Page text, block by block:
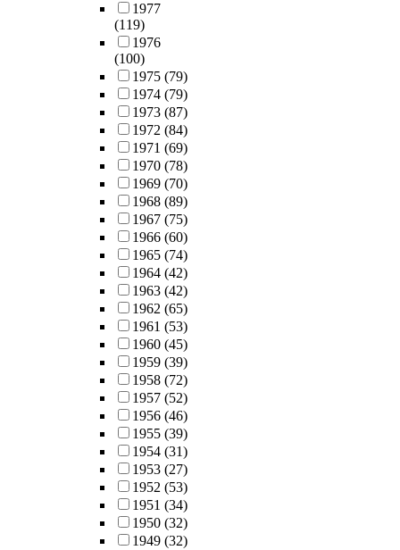
1977
(119)
1976
(100)
1975 (79)
1974 (79)
1973 (87)
1972 (84)
1971 (69)
1970 (78)
1969 (70)
1968 (89)
1967 (75)
1966 (60)
1965 (74)
1964 (42)
1963 (42)
1962 (65)
1961 (53)
1960 (45)
1959 (39)
1958 (72)
1957 (52)
1956 (46)
1955 (39)
1954 (31)
1953 (27)
1952 (53)
1951 (34)
1950 (32)
1949 (32)